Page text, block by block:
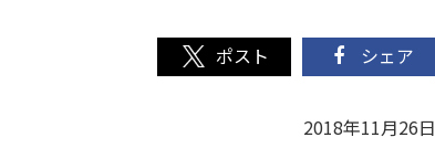
シェア
2018年11月26日